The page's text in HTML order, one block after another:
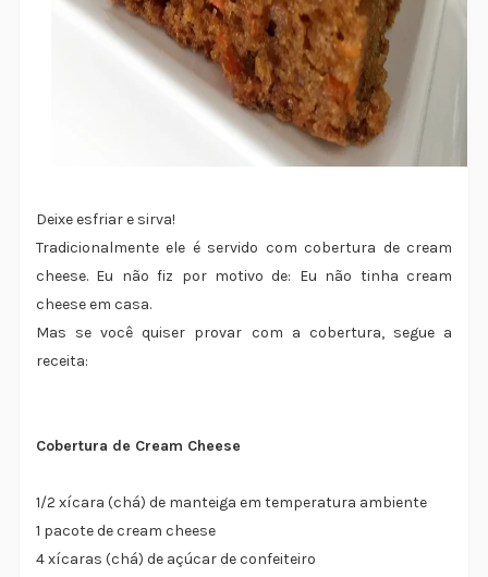
Deixe esfriar e sirva!
Tradicionalmente ele é servido com cobertura de cream
cheese. Eu não fiz por motivo de: Eu não tinha cream
cheese em casa.
Mas se você quiser provar com a cobertura, segue a
receita:
Cobertura de Cream Cheese
1/2 xícara (chá) de manteiga em temperatura ambiente
1 pacote de cream cheese
4 xícaras (chá) de açúcar de confeiteiro